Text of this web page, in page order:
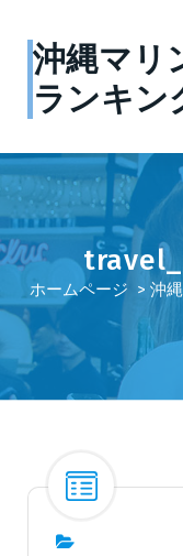
ス
キ
ッ
プ
沖縄マリ
ランキン
ホームページ > 沖